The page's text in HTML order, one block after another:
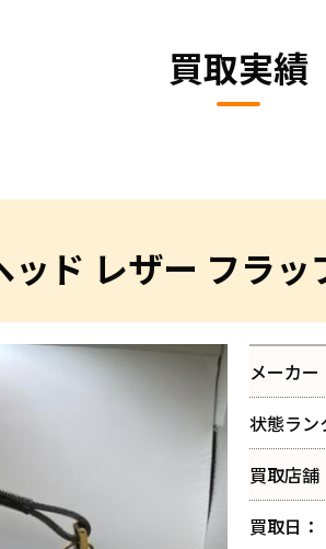
買取実績
ッド レザー フラッ
メーカー
状態ラン
買取店舗
買取日：